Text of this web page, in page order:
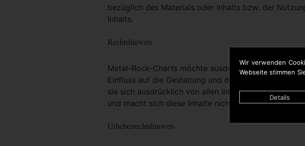
Wir verwenden
Webseite stimmen
Details
bezüglich des Materials oder Inhalts bzw. der
Inhalts.
Rechtshinweis
Metal-Rock-Charts möchte ausdrücklich darauf
Einfluss auf die Gestaltung und die Inhalte gelinkter
sie sich ausdrücklich von allen Inhalten aller
und macht sich diese Inhalte nicht zu Eigen.
Urheberrechtshinweis